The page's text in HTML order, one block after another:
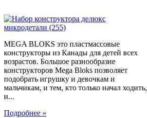
MEGA BLOKS это пластмассовые
конструкторы из Канады для детей всех
возрастов. Большое разнообразие
конструкторов Mega Bloks позволяет
подобрать игрушку и девочкам и
мальчикам, и тем, кто только начал ходить,
и...
Подробнее »